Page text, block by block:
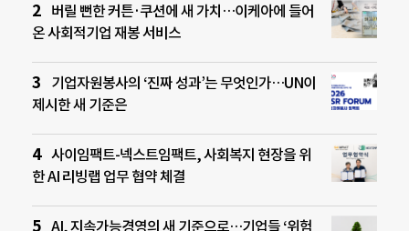
버릴 뻔한 커튼·쿠션에 새 가치…이케아에 들어
온 사회적기업 재봉 서비스
기업자원봉사의 ‘진짜 성과’는 무엇인가…UN이
제시한 새 기준은
사이임팩트-넥스트임팩트, 사회복지 현장을 위
한 AI 리빙랩 업무 협약 체결
AI, 지속가능경영의 새 기준으로…기업들 ‘위험